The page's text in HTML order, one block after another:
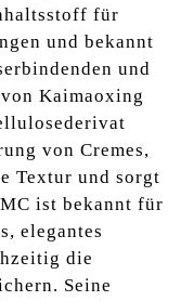
für
und bekannt
und
Kaimaoxing
von Cremes,
Textur und sorgt
ist bekannt für
elegantes
die
Seine